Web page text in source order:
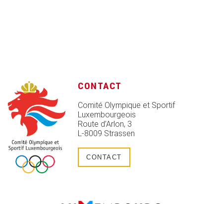
CONTACT
Comité Olympique et Sportif
Luxembourgeois
Route d’Arlon, 3
L-8009 Strassen
CONTACT